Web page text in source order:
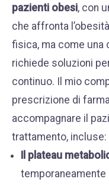
pazienti obesi, con
che affronta
fisica, ma come una
richiede soluzioni
continuo. Il mio compito non si esaurisce con la
prescrizione di
accompagnare il
trattamento, incluse:
Il plateau
temporaneamente